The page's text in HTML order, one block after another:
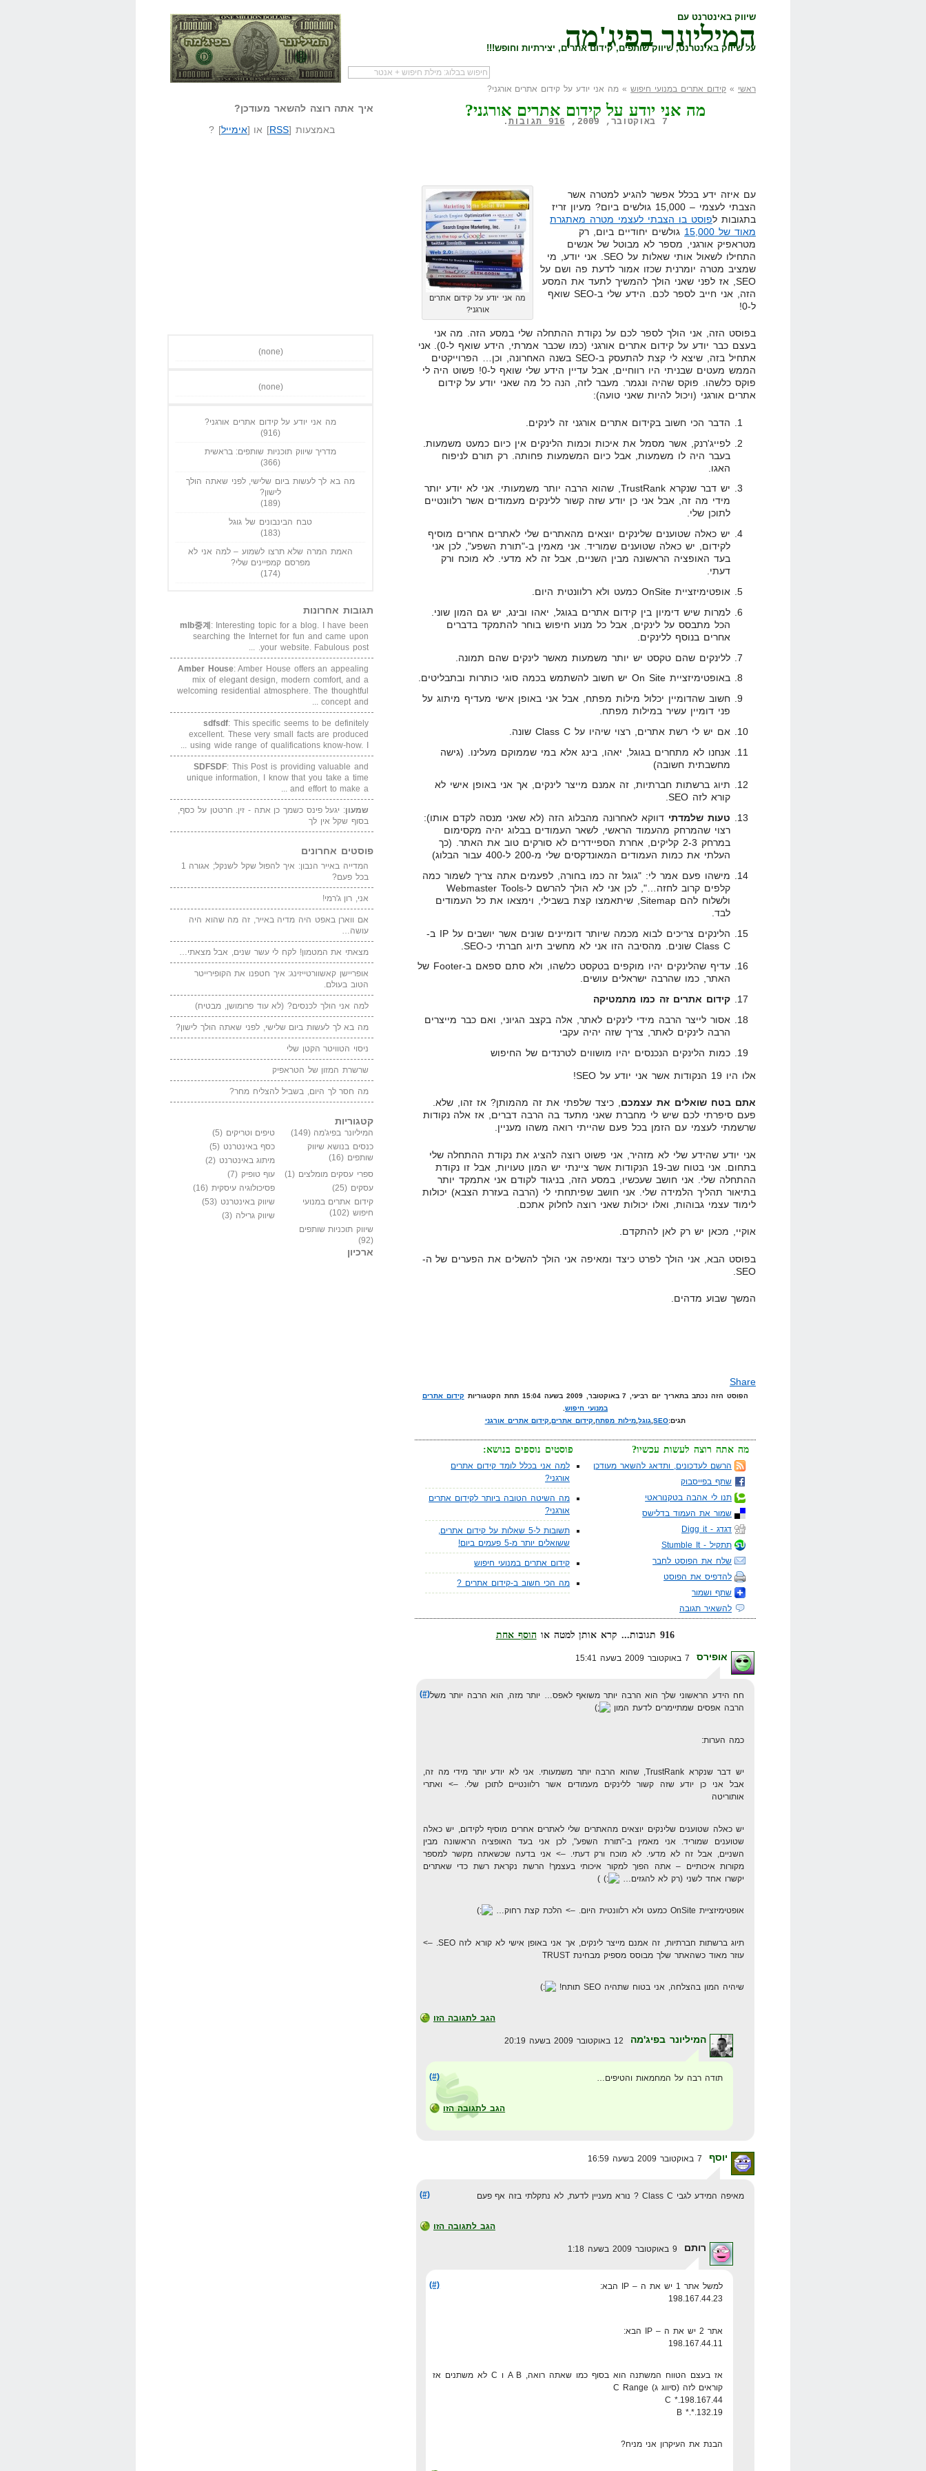
שיווק באינטרנט עם
המיליונר בפיג'מה
על שיווק באינטרנט, שיווק שותפים, קידום אתרים, יצירתיות וחופש!!!
שאל שאלה המיליונר בפיג'מה שיווק שותפים הבלוג
ראשי » קידום אתרים במנועי חיפוש» מה אני יודע על קידום אתרים אורגני?
מה אני יודע על קידום אתרים אורגני?
7 באוקטובר, 2009, 916 תגובות .
מה אני יודע על קידום אתרים
אורגני?
עם איזה ידע בכלל אפשר להגיע למטרה אשר
הצבתי לעצמי – 15,000 גולשים ביום? מעיון זריז
בתגובות לפוסט בו הצבתי לעצמי מטרה מאתגרת
מאוד של 15,000
גולשים יחודיים ביום, רק
מטראפיק אורגני, מספר לא מבוטל של אנשים
התחילו לשאול אותי שאלות על SEO. אני יודע, מי
שמציב מטרה יומרנית שכזו אמור לדעת פה ושם על
SEO, אז לפני שאני הולך להמשיך לתעד את המסע
הזה, אני חייב לספר לכם. הידע שלי ב-SEO שואף
ל-0!
בפוסט הזה, אני הולך לספר לכם על נקודת ההתחלה שלי במסע הזה. מה אני
בעצם כבר יודע על קידום אתרים אורגני (כמו שכבר אמרתי, הידע שואף ל-0). אני
אתחיל בזה, שיצא לי קצת להתעסק ב-SEO בשנה האחרונה, וכן… הפרוייקטים
הממש מעטים שבניתי היו רווחיים, אבל עדיין הידע שלי שואף ל-0! פשוט היה לי
פוקס כלשהו. פוקס שהיה ונגמר. מעבר לזה, הנה כל מה שאני יודע על קידום
אתרים אורגני (ויכול להיות שאני טועה):
הדבר הכי חשוב בקידום אתרים אורגני זה לינקים.
לפייג'רנק, אשר מסמל את איכות וכמות הלינקים אין כיום כמעט משמעות.
בעבר היה לו משמעות, אבל כיום המשמעות פחותה. רק תורם לניפוח
האגו.
יש דבר שנקרא TrustRank, שהוא הרבה יותר משמעותי. אני לא יודע יותר
מידי מה זה, אבל אני כן יודע שזה קשור ללינקים מעמודים אשר רלוונטיים
לתוכן שלי.
יש כאלה שטוענים שלינקים יוצאים מהאתרים שלי לאתרים אחרים מוסיף
לקידום, יש כאלה שטוענים שמוריד. אני מאמין ב-"תורת השפע", לכן אני
בעד האופציה הראשונה מבין השניים, אבל זה לא מדעי. לא מוכח ורק
דעתי.
אופטימיזציית OnSite כמעט ולא רלוונטית היום.
למרות שיש דימיון בין קידום אתרים בגוגל, יאהו ובינג, יש גם המון שוני.
הכל מתבסס על לינקים, אבל כל מנוע חיפוש בוחר להתמקד בדברים
אחרים בנוסף ללינקים.
ללינקים שהם טקסט יש יותר משמעות מאשר לינקים שהם תמונה.
באופטימיזציית On Site יש חשוב להשתמש בכמה סוגי כותרות ובתבליטים.
חשוב שהדומיין יכלול מילות מפתח, אבל אני באופן אישי מעדיף מיתוג על
פני דומיין עשיר במילות מפתח.
אם יש לי רשת אתרים, רצוי שיהיו על Class C שונה.
אנחנו לא מתחרים בגוגל, יאהו, בינג אלא במי שממוקם מעלינו. (גישה
מחשבתית חשובה)
תיוג ברשתות חברתיות, זה אמנם מייצר לינקים, אך אני באופן אישי לא
קורא לזה SEO.
טעות שלמדתי דווקא לאחרונה מהבלוג הזה (לא שאני מנסה לקדם אותו):
רצוי שהמרחק מהעמוד הראשי, לשאר העמודים בבלוג יהיה מקסימום
במרחק 2-3 קליקים, אחרת הספיידרים לא סורקים טוב את האתר. (כך
העלתי את כמות העמודים המאונדקסים שלי מ-200 ל-400 עבור הבלוג)
מישהו פעם אמר לי: "גוגל זה כמו בחורה, לפעמים אתה צריך לשמור כמה
קלפים קרוב לחזה…", לכן אני לא הולך להרשם ל-Webmaster Tools
ולשלוח להם Sitemap, שיתאמצו קצת בשבילי, וימצאו את כל העמודים
לבד.
הלינקים צריכים לבוא מכמה שיותר דומיינים שונים אשר יושבים על IP ב-
Class C שונים. מהסיבה הזו אני לא מחשיב תיוג חברתי כ-SEO.
עדיף שהלינקים יהיו מוקפים בטקסט כלשהו, ולא סתם ספאם ב-Footer של
האתר, כמו שהרבה ישראלים עושים.
קידום אתרים זה כמו מתמטיקה
אסור לייצר הרבה מידי לינקים לאתר, אלה בקצב הגיוני, ואם כבר מייצרים
הרבה לינקים לאתר, צריך שזה יהיה עקבי
כמות הלינקים הנכנסים יהיו מושווים לטרנדים של החיפוש
אלו היו 19 הנקודות אשר אני יודע על SEO!
אתם בטח שואלים את עצמכם, כיצד שלפתי את זה מהמותן? אז זהו, שלא.
פעם סיפרתי לכם שיש לי מחברת שאני מתעד בה הרבה דברים, אז אלה נקודות
שרשמתי לעצמי עם הזמן בכל פעם שהייתי רואה משהו מעניין.
אני יודע שהידע שלי לא מזהיר, אני פשוט רוצה להציג את נקודת ההתחלה שלי
בתחום. אני בטוח שב-19 הנקודות אשר ציינתי יש המון טעויות, אבל זו נקודת
ההתחלה שלי. אני חושב שעכשיו, במסע הזה, בניגוד לקודם אני אתמקד יותר
בתיאור תהליך הלמידה שלי. אני חושב שפיתחתי לי (הרבה בעזרת הצבא) יכולות
לימוד עצמי גבוהות, ואלו יכולות שאני רוצה לחלוק אתכם.
אוקיי, מכאן יש רק לאן להתקדם.
בפוסט הבא, אני הולך לפרט כיצד ומאיפה אני הולך להשלים את הפערים של ה-
SEO.
המשך שבוע מדהים.
Share
הפוסט הזה נכתב בתאריך יום רביעי, 7 באוקטובר, 2009 בשעה 15:04 תחת הקטגוריות
קידום אתרים
במנועי חיפוש.
תגים:SEO
,גוגל,מילות מפתח,קידום אתרים,קידום אתרים אורגני
פוסטים נוספים בנושא:
למה אני בכלל לומד קידום אתרים
אורגני?
מה השיטה הטובה ביותר לקידום אתרים
אורגני?
תשובות ל-5 שאלות על קידום אתרים,
ששואלים יותר מ-5 פעמים ביום!
קידום אתרים במנועי חיפוש
מה הכי חשוב ב-קידום אתרים ?
מה אתה רוצה לעשות עכשיו?
הרשם לעדכונים, ותדאג להשאר מעודכן
שתף בפייסבוק
תנו לי אהבה בטקנוראטי
שמור את העמוד בדלישס
דגדג - Digg it
תתקיל - Stumble It
שלח את הפוסט לחבר
להדפיס את הפוסט
שתף ושמור
להשאיר תגובה
916 תגובות... קרא אותן למטה או
הוסף אחת
אופירס
(#)חח הידע הראשוני שלך הוא הרבה יותר משואף לאפס… יותר מזה, הוא הרבה יותר משל
הרבה אפסים שמתיימרים לדעת המון
כמה הערות:
יש דבר שנקרא TrustRank, שהוא הרבה יותר משמעותי. אני לא יודע יותר מידי מה זה,
אבל אני כן יודע שזה קשור ללינקים מעמודים אשר רלוונטיים לתוכן שלי. –> ואתרי
אותוריטה
יש כאלה שטוענים שלינקים יוצאים מהאתרים שלי לאתרים אחרים מוסיף לקידום, יש כאלה
שטוענים שמוריד. אני מאמין ב-"תורת השפע", לכן אני בעד האופציה הראשונה מבין
השניים, אבל זה לא מדעי. לא מוכח ורק דעתי. –> אני בדעה שכשאתה מקשר למספר
מקורות איכותיים – אתה הפוך למקור איכותי בעצמך! הרשת נקראת רשת כדי שאתרים
יקשרו אחד לשני (רק לא להגזים…
)
אופטימיזציית OnSite כמעט ולא רלוונטית היום. –> הלכת קצת רחוק…
תיוג ברשתות חברתיות, זה אמנם מייצר לינקים, אך אני באופן אישי לא קורא לזה SEO. –>
עוזר מאוד כשהאתר שלך מבוסס מספיק מבחינת TRUST
שיהיה המון בהצלחה, אני בטוח שתהיה SEO תותח!
הגב לתגובה הזו
המיליונר בפיג'מה
(#) תודה רבה על המחמאות והטיפים…
הגב לתגובה הזו
יוסף
(#) מאיפה המידע לגבי Class C ? נורא מעניין לדעת, לא נתקלתי בזה אף פעם
הגב לתגובה הזו
רותם
(#)
למשל אתר 1 יש את ה – IP הבא:
198.167.44.23
אתר 2 יש את ה – IP הבא:
198.167.44.11
אז בעצם הטווח המשתנה הוא בסוף כמו שאתה רואה, A B ו C לא משתנים אז
קוראים לזה (סיווג ג) C Range
198.167.44.* C
132.19.*.* B
הבנת את העיקרון אני מניח?
איך אתה רוצה להשאר מעודכן?
באמצעות [RSS] או [אימייל] ?
(none)
(none)
מה אני יודע על קידום אתרים אורגני?
(916)
מדריך שיווק תוכניות שותפים: בראשית
(366)
מה בא לך לעשות ביום שלישי, לפני שאתה הולך
לישון?
(189)
טבח הבינבונים של גוגל
(183)
האמת המרה שלא תרצו לשמוע – למה אני לא
מפרסם קמפיינים שלי?
(174)
תגובות אחרונות
mlb중계 : Interesting topic for a blog. I have been
searching the Internet for fun and came upon
your website. Fabulous post. ...
Amber House: Amber House offers an appealing
mix of elegant design, modern comfort, and a
welcoming residential atmosphere. The thoughtful
concept and ...
sdfsdf: This specific seems to be definitely
excellent. These very small facts are produced
using wide range of qualifications know-how. I ...
SDFSDF: This Post is providing valuable and
unique information, I know that you take a time
and effort to make a ...
שמעון: יגעל פינס כשמך כן אתה - זין. חרטטן על כסף,
בסוף שקל אין לך
פוסטים אחרונים
המדייה באייר הנבון: איך להפול שקל לשנקל; אגורה 1
בכל פעם?
אני, רון ג'רמי!
אם ווארן באפט היה מדיה באייר, זה מה שהוא היה
עושה…
מצאתי את המטמון! לקח לי עשר שנים, אבל מצאתי…
אופריישן קאשוורטייזינג: איך חטפנו את הקופירייטר
הטוב בעולם.
למה אני הולך לכנסים? (לא עוד פרומושן, מבטיח)
מה בא לך לעשות ביום שלישי, לפני שאתה הולך לישון?
ניסוי הטוויטר הקטן שלי
שרשרת המזון של הטראפיק
מה חסר לך היום, בשביל להצליח מחר?
קטגוריות
המיליונר בפיג'מה (149) טיפים וטריקים (5)
כנסים בנושא שיווק
שותפים (16)
כסף באינטרנט (5)
מיתוג באינטרנט (2)
ספרי עסקים מומלצים (1) עוף טופיק (7)
עסקים (25) פסיכולוגיה עיסקית (16)
קידום אתרים במנועי
חיפוש (102)
שיווק באינטרנט (53)
שיווק גרילה (3)
שיווק תוכניות שותפים
(92)
ארכיון